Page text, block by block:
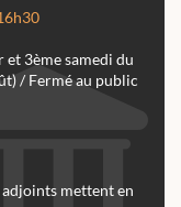
3ème samedi du
/ Fermé au public
mettent en